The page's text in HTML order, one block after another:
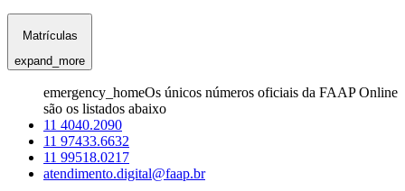
Matrículas
expand_more
emergency_homeOs únicos números oficiais da FAAP Online
são os listados abaixo
11 4040.2090
11 97433.6632
11 99518.0217
atendimento.digital@faap.br